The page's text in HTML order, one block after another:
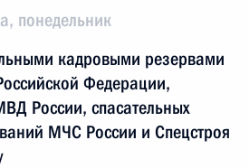
понедельник
кадровыми резервами
Федерации,
России, спасательных
МЧС России и Спецстроя